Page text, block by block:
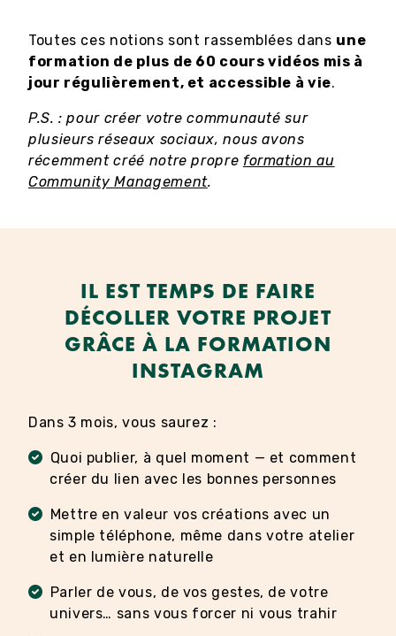
Toutes ces notions sont rassemblées dans une
formation de plus de 60 cours vidéos mis à
jour régulièrement, et accessible à vie.
P.S. : pour créer votre communauté sur
plusieurs réseaux sociaux, nous avons
récemment créé notre propre formation au
Community Management.
IL EST TEMPS DE FAIRE
DÉCOLLER VOTRE PROJET
GRÂCE À LA FORMATION
INSTAGRAM
Dans 3 mois, vous saurez :
Quoi publier, à quel moment — et comment
créer du lien avec les bonnes personnes
Mettre en valeur vos créations avec un
simple téléphone, même dans votre atelier
et en lumière naturelle
Parler de vous, de vos gestes, de votre
univers… sans vous forcer ni vous trahir